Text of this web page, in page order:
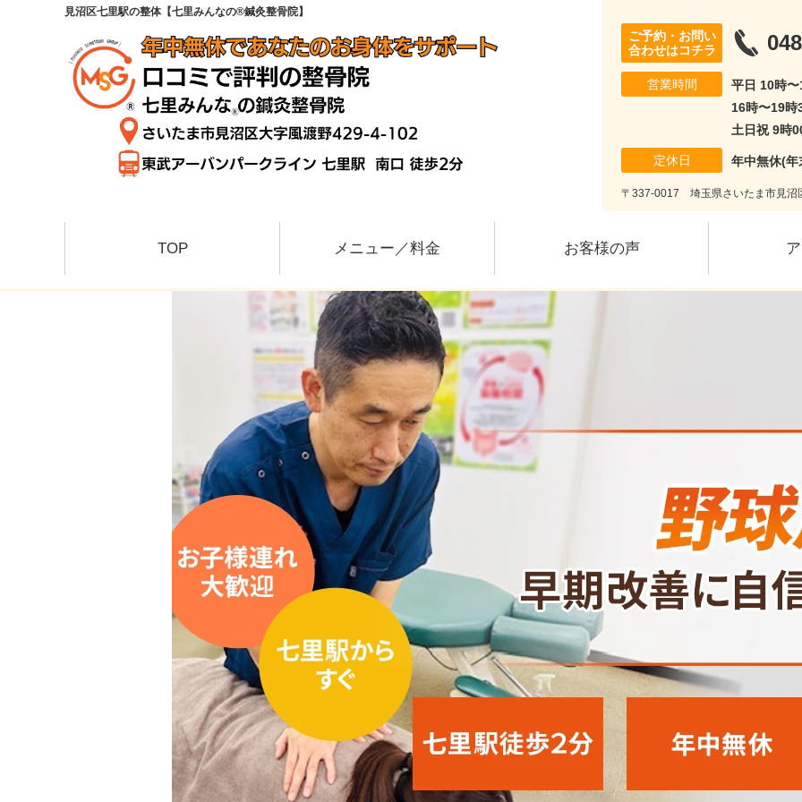
見沼区七里駅の整体【七里みんなの®鍼灸整骨院】
ご予約・お問い
合わせはコチラ
営業時間
平日 10時
16時〜19時
土日祝 9時
定休日 年中無休(
〒337-0017 埼玉県さいたま市見沼
TOP メニュー／料金 お客様の声